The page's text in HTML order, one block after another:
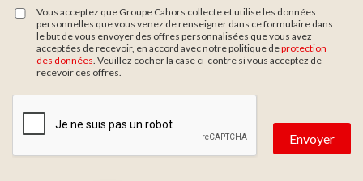
Vous acceptez que Groupe Cahors collecte et utilise les données
personnelles que vous venez de renseigner dans ce formulaire dans
le but de vous envoyer des offres personnalisées que vous avez
acceptées de recevoir, en accord avec notre politique deprotection
des données. Veuillez cocher la case ci-contre si vous acceptez de
recevoir ces offres.